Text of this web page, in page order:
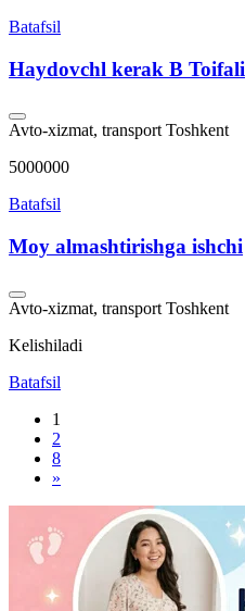
Batafsil
Haydovchl kerak B Toifali
Avto-xizmat, transport Toshkent
5000000
Batafsil
Moy almashtirishga ishchi
Avto-xizmat, transport Toshkent
Kelishiladi
Batafsil
1
2
8
»